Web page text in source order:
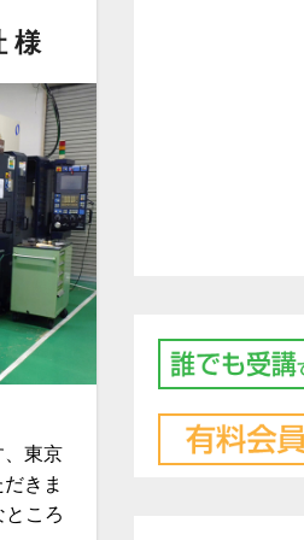
様
、東京
きま
ころ